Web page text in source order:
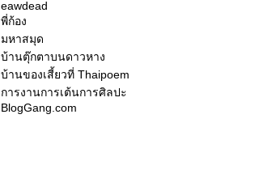
เรานิสัยไม่ดี หรือแค่รู้สึกไปเองว่าเรามันนิสัยไม่ดี
ความสัมพันธ์ พลังงาน และ contemporary dance
ตรงไหนที่พอดี เท่าไหร่ถึงดีพอ
ช่องทางการสื่อสาร
ปัดหยากไย่ก่อน
ดีใจที่มีเพื่อนอย่างเธอเดินร่วมทาง
บันทีกหน้าใหม่
eawdead
พี่ก้อง
มหาสมุด
บ้านตุ๊กตาบนดาวหาง
บ้านของเสี้ยวที่ Thaipoem
การงานการเต้นการศิลปะ
BlogGang.com